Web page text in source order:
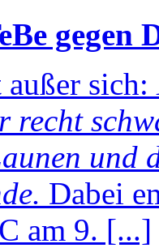
gegen
sich:
recht
und
Dabei
am 9. [...]